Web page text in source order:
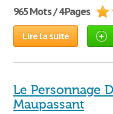
965 Mots / 4 Pages
Lire la suite
Le Personnage
Maupassant